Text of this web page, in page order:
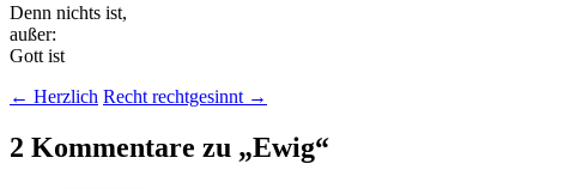
Denn nichts ist,
außer:
Gott ist
Beitragsnavigation
← Herzlich Recht rechtgesinnt →
2 Kommentare zu „Ewig“